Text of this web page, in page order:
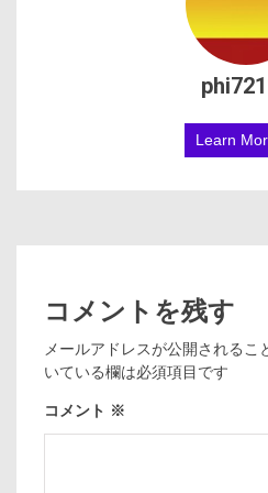
Learn
コメントを残す
メールアドレスが公開されるこ
いている欄は必須項目です
コメント ※